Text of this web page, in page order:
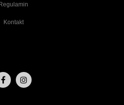
Kontakt